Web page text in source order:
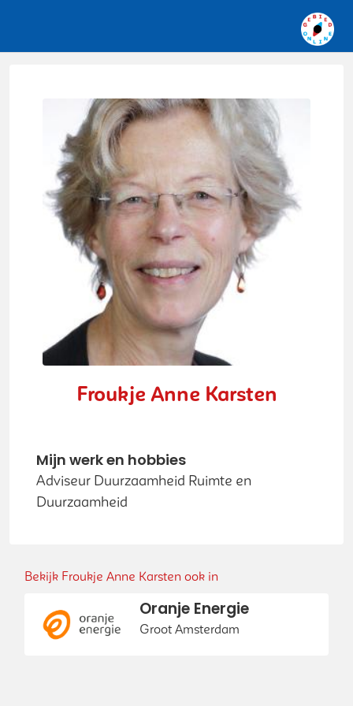
Froukje Anne Karsten
Mijn werk en hobbies
Adviseur Duurzaamheid Ruimte en
Duurzaamheid
Bekijk Froukje Anne Karsten ook in
Oranje Energie
Groot Amsterdam